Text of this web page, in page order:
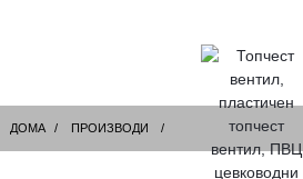
ДОМА ПРОИЗВОДИ